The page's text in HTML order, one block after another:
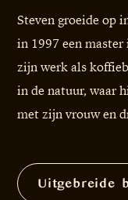
Steven groeide op
in 1997 een master
zijn werk als
in de natuur, waar
met zijn vrouw en
Uitgebreide